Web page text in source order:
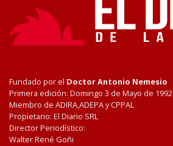
Fundado por el Doctor Antonio Nemesio
Primera edición: Domingo 3 de Mayo de 1992
Miembro de ADIRA,ADEPA y CPPAL
Propietario: El Diario SRL
Director Periodístico:
Walter René Goñi